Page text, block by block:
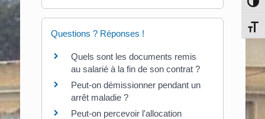
Questions ? Réponses !
Quels sont les documents remis
au salarié à la fin de son contrat ?
Peut-on démissionner pendant un
arrêt maladie ?
Peut-on percevoir l'allocation